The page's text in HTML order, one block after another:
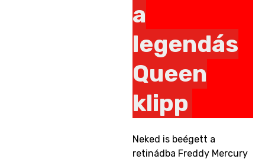
a
legendás
Queen
klipp
Neked is beégett a
retinádba Freddy Mercury